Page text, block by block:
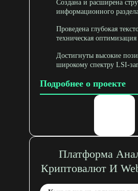
Создана и расширена
информационного
Проведена глубокая
техническая оптимизация
Достигнуты высокие
широкому спектру LSI-
Подробнее о проекте
Платформа
Криптовалют И